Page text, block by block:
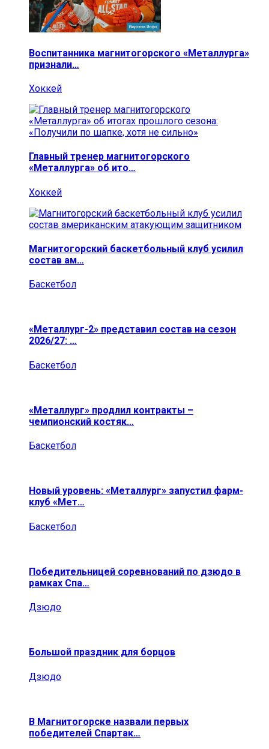
Воспитанника магнитогорского «Металлурга»
признали…
Хоккей
Главный тренер магнитогорского
«Металлурга» об ито…
Хоккей
Магнитогорский баскетбольный клуб усилил
состав ам…
Баскетбол
«Металлург-2» представил состав на сезон
2026/27: …
Баскетбол
«Металлург» продлил контракты –
чемпионский костяк…
Баскетбол
Новый уровень: «Металлург» запустил фарм-
клуб «Мет…
Баскетбол
Победительницей соревнований по дзюдо в
рамках Спа…
Дзюдо
Большой праздник для борцов
Дзюдо
В Магнитогорске назвали первых
победителей Спартак…